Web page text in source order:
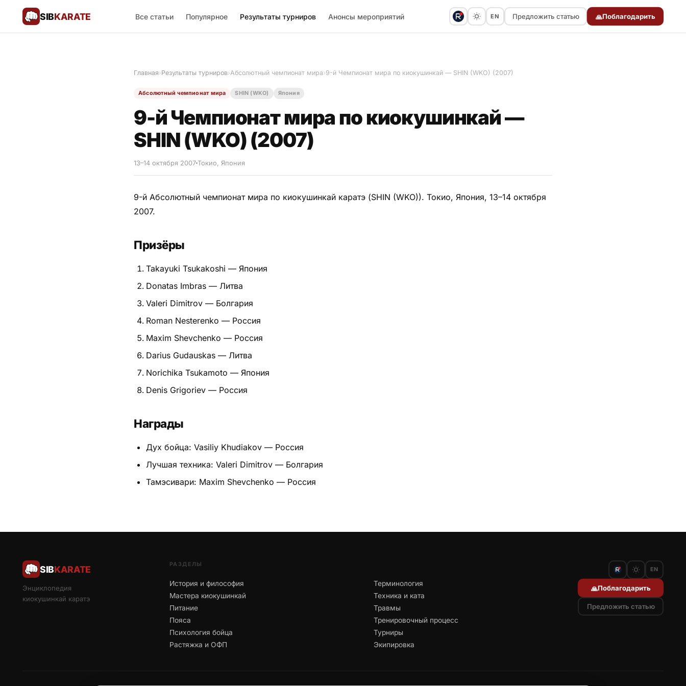
SIBKARATE Все статьи Популярное Результаты турниров Анонсы мероприятий EN Предложить статью 🙏Поблагодарить
Главная›Результаты турниров›Абсолютный чемпионат мира›9-й Чемпионат мира по киокушинкай — SHIN (WKO) (2007)
Абсолютный чемпионат мира SHIN (WKO) Япония
9-й Чемпионат мира по киокушинкай —
SHIN (WKO) (2007)
13–14 октября 2007 Токио, Япония
9-й Абсолютный чемпионат мира по киокушинкай каратэ (SHIN (WKO)). Токио, Япония, 13–14 октября
2007.
Призёры
Takayuki Tsukakoshi — Япония
Donatas Imbras — Литва
Valeri Dimitrov — Болгария
Roman Nesterenko — Россия
Maxim Shevchenko — Россия
Darius Gudauskas — Литва
Norichika Tsukamoto — Япония
Denis Grigoriev — Россия
Награды
Дух бойца: Vasiliy Khudiakov — Россия
Лучшая техника: Valeri Dimitrov — Болгария
Тамэсивари: Maxim Shevchenko — Россия
SIBKARATE
Энциклопедия
киокушинкай каратэ
РАЗДЕЛЫ
История и философия
Мастера киокушинкай
Питание
Пояса
Психология бойца
Растяжка и ОФП
Терминология
Техника и ката
Травмы
Тренировочный процесс
Турниры
Экипировка
EN
🙏Поблагодарить
Предложить статью